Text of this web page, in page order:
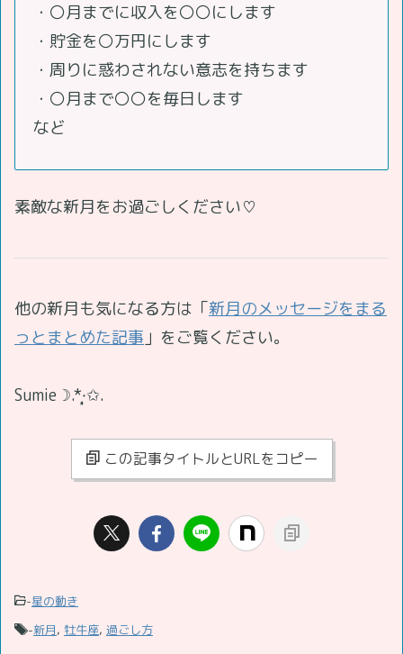
・〇月までに収入を〇〇にします
・貯金を〇万円にします
・周りに惑わされない意志を持ちます
・〇月まで〇〇を毎日します
など
素敵な新月をお過ごしください♡
他の新月も気になる方は「新月のメッセージをまる
っとまとめた記事」をご覧ください。
Sumie☽.*·̩͙✩.
この記事タイトルとURLをコピー
-星の動き
-新月, 牡牛座, 過ごし方